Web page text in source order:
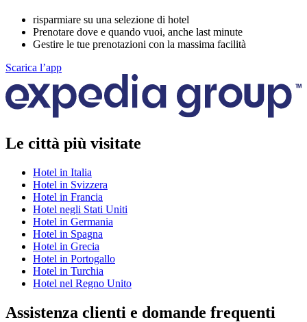
risparmiare su una selezione di hotel
Prenotare dove e quando vuoi, anche last minute
Gestire le tue prenotazioni con la massima facilità
Scarica l’app
Le città più visitate
Hotel in Italia
Hotel in Svizzera
Hotel in Francia
Hotel negli Stati Uniti
Hotel in Germania
Hotel in Spagna
Hotel in Grecia
Hotel in Portogallo
Hotel in Turchia
Hotel nel Regno Unito
Assistenza clienti e domande frequenti